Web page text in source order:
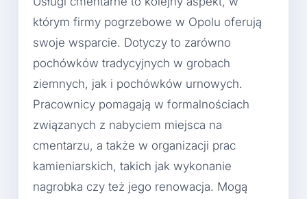
którym firmy pogrzebowe w Opolu oferują
swoje wsparcie. Dotyczy to zarówno
pochówków tradycyjnych w grobach
ziemnych, jak i pochówków urnowych.
Pracownicy pomagają w formalnościach
związanych z nabyciem miejsca na
cmentarzu, a także w organizacji prac
kamieniarskich, takich jak wykonanie
nagrobka czy też jego renowacja. Mogą